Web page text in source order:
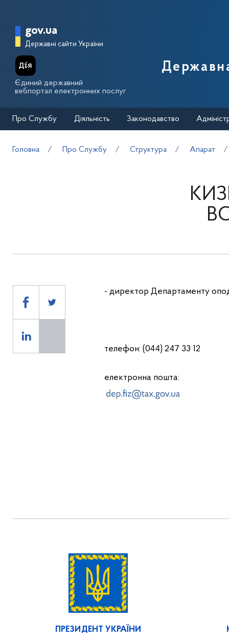
Головна сторінка Державної
gov.ua
Державні сайти України
Єдиний державний
вебпортал електронних послуг
Про Службу Діяльність Законодавство
Головна Про Службу Структура Апарат
- директор Департаменту
телефон: (044) 247 33 12
електронна пошта:
ПРЕЗИДЕНТ УКРАЇНИ